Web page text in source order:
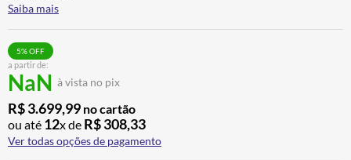
Saiba mais
a partir de:
NaN à vista no pix
5% OFF
R$3.699,99 no cartão
ou até 12x de R$308,33
Ver todas opções de pagamento
9º AIROH
10º